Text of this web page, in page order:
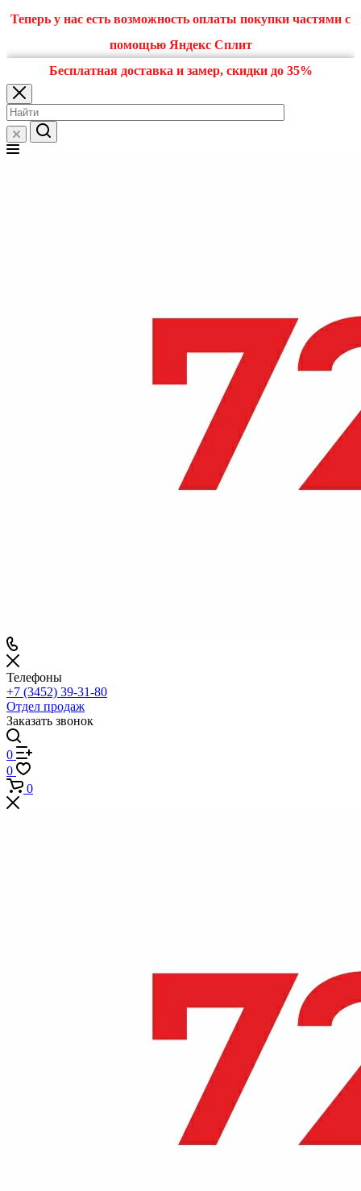
Теперь у нас есть возможность оплаты покупки частями с
помощью Яндекс Сплит
Бесплатная доставка и замер, скидки до 35%
Телефоны
+7 (3452) 39-31-80
Отдел продаж
Заказать звонок
0
0
0